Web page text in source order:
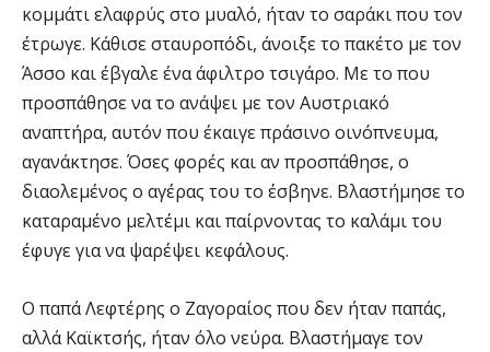
κομμάτι ελαφρύς στο μυαλό, ήταν το σαράκι που τον
έτρωγε. Κάθισε σταυροπόδι, άνοιξε το πακέτο με τον
Άσσο και έβγαλε ένα άφιλτρο τσιγάρο. Με το που
προσπάθησε να το ανάψει με τον Αυστριακό
αναπτήρα, αυτόν που έκαιγε πράσινο οινόπνευμα,
αγανάκτησε. Όσες φορές και αν προσπάθησε, ο
διαολεμένος ο αγέρας του το έσβηνε. Βλαστήμησε το
καταραμένο μελτέμι και παίρνοντας το καλάμι του
έφυγε για να ψαρέψει κεφάλους.
Ο παπά Λεφτέρης ο Ζαγοραίος που δεν ήταν παπάς,
αλλά Καϊκτσής, ήταν όλο νεύρα. Βλαστήμαγε τον